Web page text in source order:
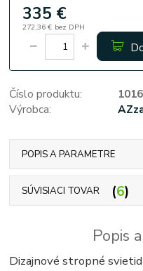
335 €
272,36 € bez DPH
Číslo produktu:
Výrobca:
POPIS A PARAMETRE
SÚVISIACI TOVAR 6
Popis
Dizajnové stropné